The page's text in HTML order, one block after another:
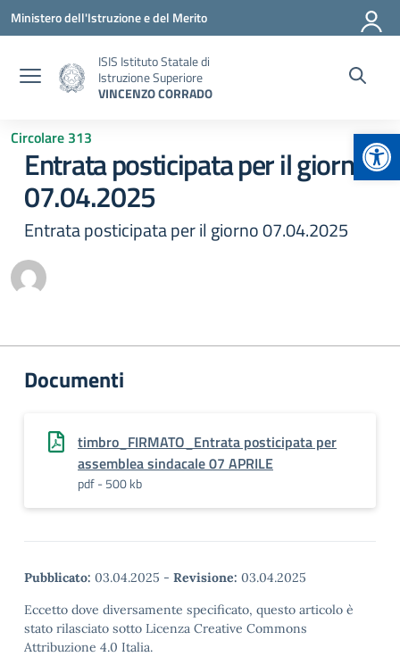
Vai ai contenuti
Vai al menu di navigazione
Vai al footer
Ministero dell'Istruzione e del Merito
ISIS Istituto Statale di
Istruzione Superiore
VINCENZO CORRADO
Circolare 313
Entrata posticipata per il giorno
07.04.2025
Entrata posticipata per il giorno 07.04.2025
Documenti
timbro_FIRMATO_Entrata posticipata per
assemblea sindacale 07 APRILE
pdf - 500 kb
Pubblicato: 03.04.2025 - Revisione: 03.04.2025
Eccetto dove diversamente specificato, questo articolo è
stato rilasciato sotto Licenza Creative Commons
Attribuzione 4.0 Italia.